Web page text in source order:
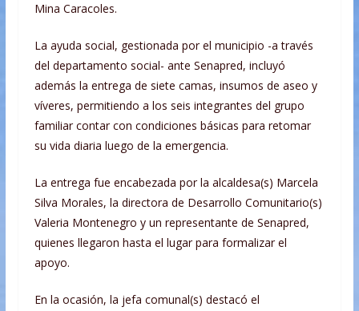
Mina Caracoles.
La ayuda social, gestionada por el municipio -a través
del departamento social- ante Senapred, incluyó
además la entrega de siete camas, insumos de aseo y
víveres, permitiendo a los seis integrantes del grupo
familiar contar con condiciones básicas para retomar
su vida diaria luego de la emergencia.
La entrega fue encabezada por la alcaldesa(s) Marcela
Silva Morales, la directora de Desarrollo Comunitario(s)
Valeria Montenegro y un representante de Senapred,
quienes llegaron hasta el lugar para formalizar el
apoyo.
En la ocasión, la jefa comunal(s) destacó el